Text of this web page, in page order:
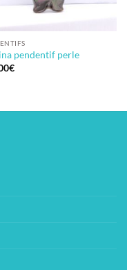
pendentif perle
€